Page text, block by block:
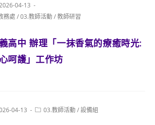
04-13
務處 /03.教師活動/教師研習
高中 辦理「一抹香氣的療癒時光:
呵護」工作坊
04-13
Post03.教師活動/設備組